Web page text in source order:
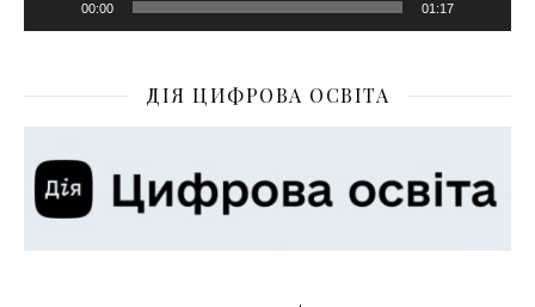
00:00 01:17
ДІЯ ЦИФРОВА ОСВІТА